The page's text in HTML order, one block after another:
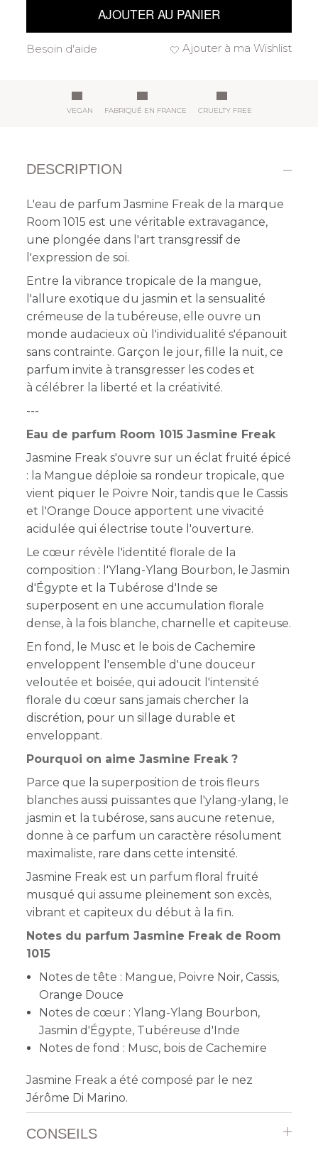
AJOUTER AU PANIER
Ajouter à ma Wishlist
Besoin d'aide
VEGAN FABRIQUÉ EN FRANCE CRUELTY FREE
DESCRIPTION
L'eau de parfum Jasmine Freak de la marque
Room 1015 est une véritable extravagance,
une plongée dans l'art transgressif de
l'expression de soi.
Entre la vibrance tropicale de la mangue,
l'allure exotique du jasmin et la sensualité
crémeuse de la tubéreuse, elle ouvre un
monde audacieux où l'individualité s'épanouit
sans contrainte. Garçon le jour, fille la nuit, ce
parfum invite à transgresser les codes et
àcélébrer la liberté et la créativité.
---
Eau de parfum Room 1015 Jasmine Freak
Jasmine Freak s'ouvre sur un éclat fruité épicé
: la Mangue déploie sa rondeur tropicale, que
vient piquer le Poivre Noir, tandis que le Cassis
et l'Orange Douce apportent une vivacité
acidulée qui électrise toute l'ouverture.
Le cœur révèle l'identité florale de la
composition : l'Ylang-Ylang Bourbon, le Jasmin
d'Égypte et la Tubérose d'Inde se
superposent en une accumulation florale
dense, à la fois blanche, charnelle et capiteuse.
En fond, le Musc et le bois de Cachemire
enveloppent l'ensemble d'une douceur
veloutée et boisée, qui adoucit l'intensité
florale du cœur sans jamais chercher la
discrétion, pour un sillage durable et
enveloppant.
Pourquoi on aime Jasmine Freak ?
Parce que la superposition de trois fleurs
blanches aussi puissantes que l'ylang-ylang, le
jasmin et la tubérose, sans aucune retenue,
donne à ce parfum un caractère résolument
maximaliste, rare dans cette intensité.
Jasmine Freak est un parfum floral fruité
musqué qui assume pleinement son excès,
vibrant et capiteux du début à la fin.
Notes du parfum Jasmine Freak de Room
1015
Notes de tête : Mangue, Poivre Noir, Cassis,
Orange Douce
Notes de cœur : Ylang-Ylang Bourbon,
Jasmin d'Égypte, Tubéreuse d'Inde
Notes de fond : Musc, bois de Cachemire
Jasmine Freak a été composé par le nez
Jérôme Di Marino.
CONSEILS